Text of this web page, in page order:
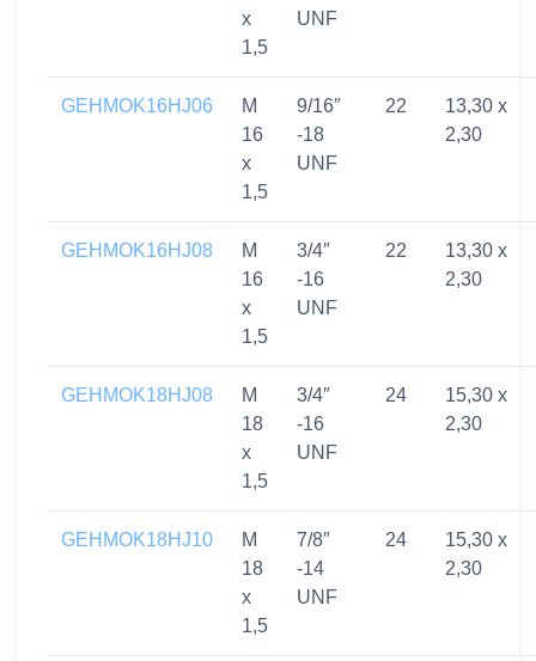
x
1,5
UNF
GEHMOK16HJ06
M
16
x
1,5
9/16″
-18
UNF
22
13,30 x
2,30
GEHMOK16HJ08
M
16
x
1,5
3/4″
-16
UNF
22
13,30 x
2,30
GEHMOK18HJ08
M
18
x
1,5
3/4″
-16
UNF
24
15,30 x
2,30
GEHMOK18HJ10
M
18
x
1,5
7/8″
-14
UNF
24
15,30 x
2,30